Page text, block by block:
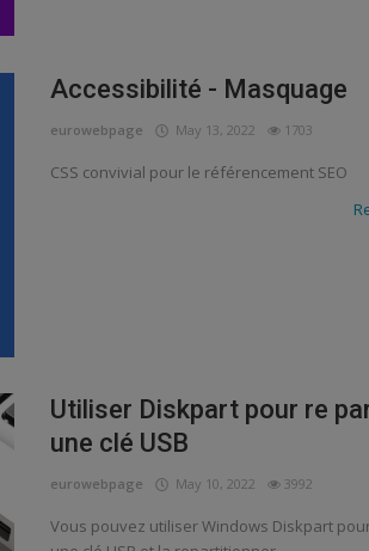
Accessibilité - Masquage
eurowebpage May 13, 2022 1703
CSS convivial pour le référencement SEO
Utiliser Diskpart pour re
une clé USB
eurowebpage May 10, 2022 3992
Vous pouvez utiliser Windows Diskpart